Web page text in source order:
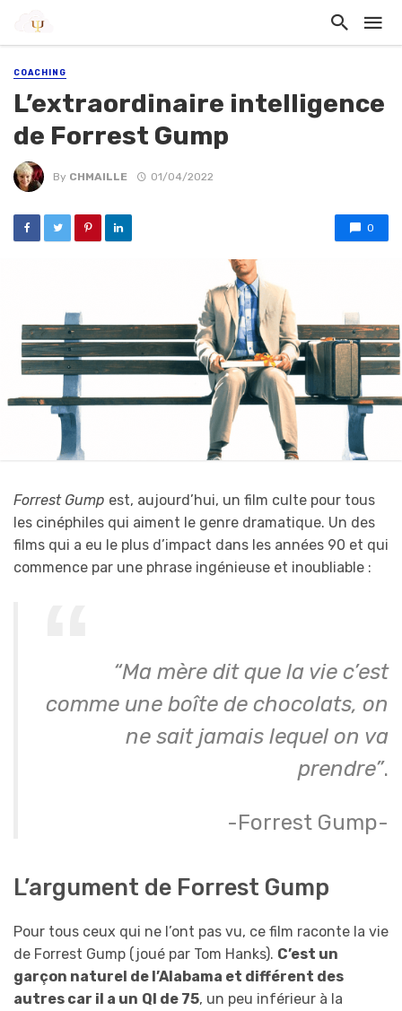
COACHING
L’extraordinaire intelligence
de Forrest Gump
By CHMAILLE 01/04/2022
0
Forrest Gump est, aujourd’hui, un film culte pour tous
les cinéphiles qui aiment le genre dramatique. Un des
films qui a eu le plus d’impact dans les années 90 et qui
commence par une phrase ingénieuse et inoubliable :
“Ma mère dit que la vie c’est
comme une boîte de chocolats, on
ne sait jamais lequel on va
prendre”.
-Forrest Gump-
L’argument de Forrest Gump
Pour tous ceux qui ne l’ont pas vu, ce film raconte la vie
de Forrest Gump (joué par Tom Hanks). C’est un
garçon naturel de l’Alabama et différent des
autres car il a un QI de 75, un peu inférieur à la